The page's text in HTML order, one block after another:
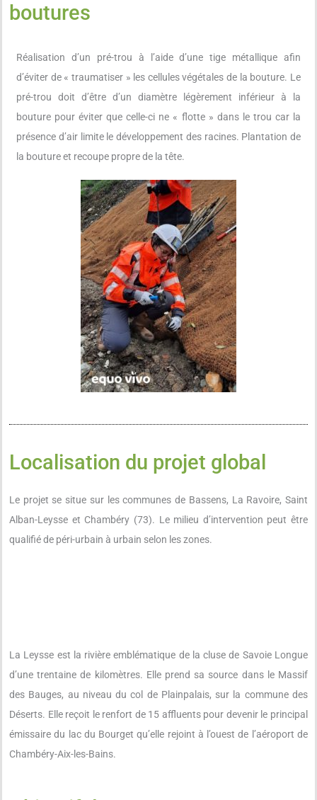
boutures
Réalisation d’un pré-trou à l’aide d’une tige métallique afin
d’éviter de « traumatiser » les cellules végétales de la bouture. Le
pré-trou doit d’être d’un diamètre légèrement inférieur à la
bouture pour éviter que celle-ci ne « flotte » dans le trou car la
présence d’air limite le développement des racines. Plantation de
la bouture et recoupe propre de la tête.
Localisation du projet global
Le projet se situe sur les communes de Bassens, La Ravoire, Saint
Alban-Leysse et Chambéry (73). Le milieu d’intervention peut être
qualifié de péri-urbain à urbain selon les zones.
La Leysse est la rivière emblématique de la cluse de Savoie Longue
d’une trentaine de kilomètres. Elle prend sa source dans le Massif
des Bauges, au niveau du col de Plainpalais, sur la commune des
Déserts. Elle reçoit le renfort de 15 affluents pour devenir le principal
émissaire du lac du Bourget qu’elle rejoint à l’ouest de l’aéroport de
Chambéry-Aix-les-Bains.